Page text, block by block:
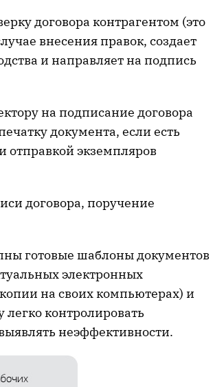
договора контрагентом (это
внесения правок, создает
и направляет на подпись
на подписание договора
документа, если есть
отправкой экземпляров
договора, поручение
готовые шаблоны документов
электронных
на своих компьютерах) и
легко контролировать
неэффективности.